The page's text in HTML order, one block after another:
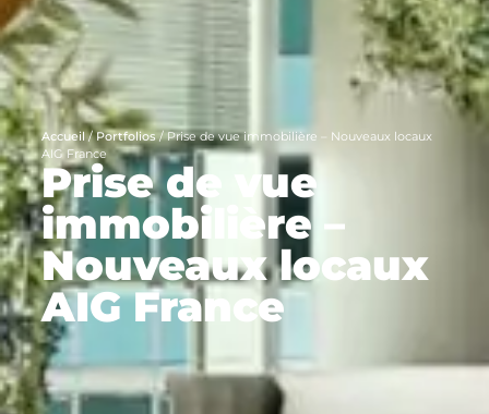
Accueil/Portfolios / Prise de vue immobilière – Nouveaux locaux
AIG France
Prise de vue
immobilière –
Nouveaux locaux
AIG France